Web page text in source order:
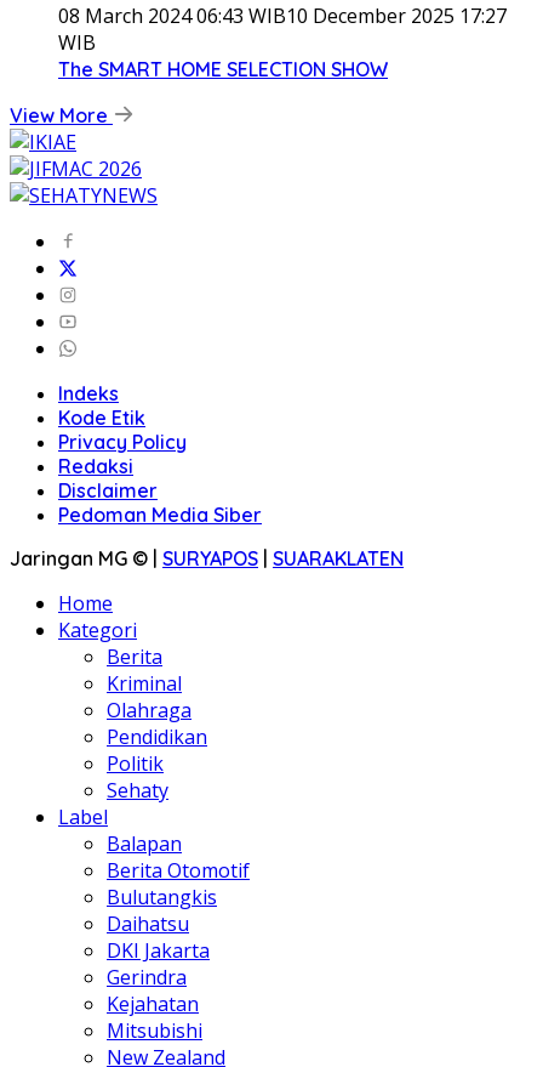
08 March 2024 06:43 WIB10 December 2025 17:27
WIB
The SMART HOME SELECTION SHOW
View More
Indeks
Kode Etik
Privacy Policy
Redaksi
Disclaimer
Pedoman Media Siber
Jaringan MG © | SURYAPOS | SUARAKLATEN
Home
Kategori
Berita
Kriminal
Olahraga
Pendidikan
Politik
Sehaty
Label
Balapan
Berita Otomotif
Bulutangkis
Daihatsu
DKI Jakarta
Gerindra
Kejahatan
Mitsubishi
New Zealand